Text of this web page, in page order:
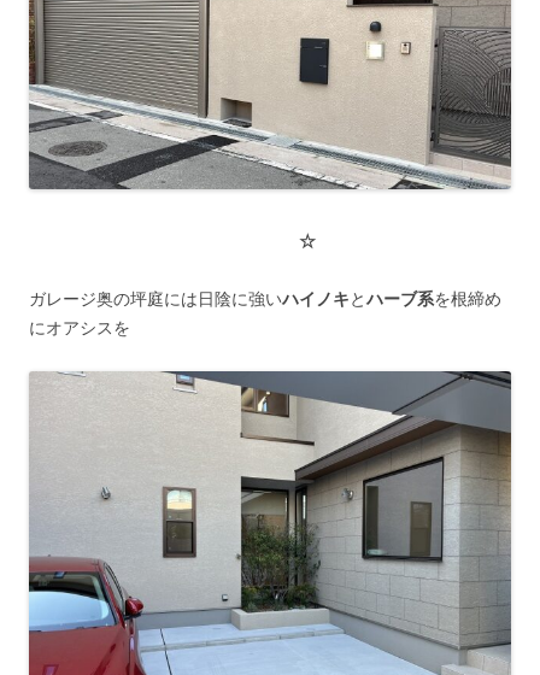
☆
ガレージ奥の坪庭には日陰に強いハイノキとハーブ系を根締め
にオアシスを